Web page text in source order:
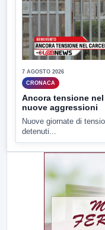
7 AGOSTO 2026
CRONACA
Ancora tensione
nuove aggressioni
Nuove giornate di
detenuti...